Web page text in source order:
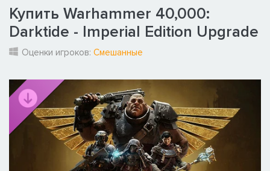
Купить Warhammer 40,000:
Darktide - Imperial Edition Upgrade
Оценки игроков: Смешанные